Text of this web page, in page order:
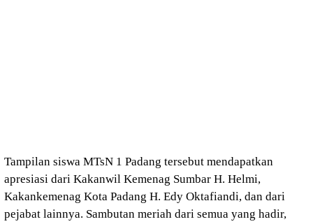
Tampilan siswa MTsN 1 Padang tersebut mendapatkan
apresiasi dari Kakanwil Kemenag Sumbar H. Helmi,
Kakankemenag Kota Padang H. Edy Oktafiandi, dan dari
pejabat lainnya. Sambutan meriah dari semua yang hadir,